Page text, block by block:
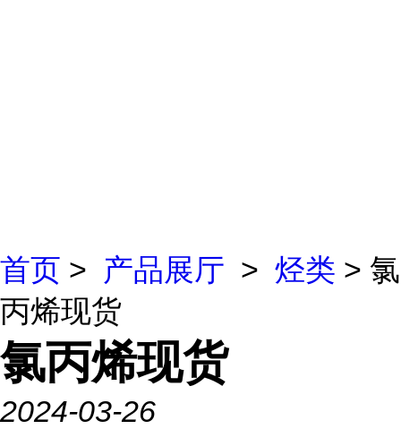
首页 > 产品展厅 > 烃类 > 氯
丙烯现货
氯丙烯现货
2024-03-26